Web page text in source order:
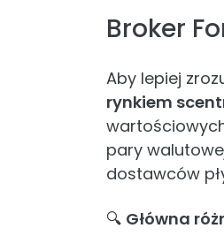
Broker
Aby lepiej
rynkiem
pary
dostawców
🔍 Główna